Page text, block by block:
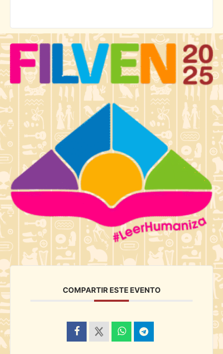
COMPARTIR ESTE EVENTO